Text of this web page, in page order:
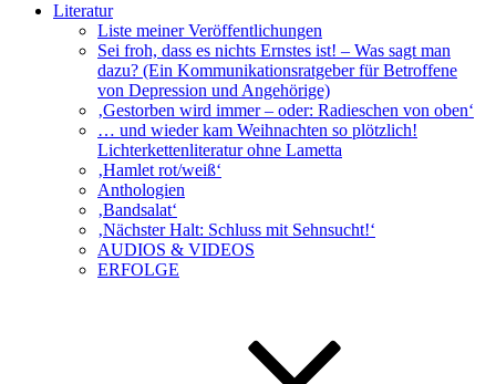
Literatur
Liste meiner Veröffentlichungen
Sei froh, dass es nichts Ernstes ist! – Was sagt man
dazu? (Ein Kommunikationsratgeber für Betroffene
von Depression und Angehörige)
‚Gestorben wird immer – oder: Radieschen von oben‘
… und wieder kam Weihnachten so plötzlich!
Lichterkettenliteratur ohne Lametta
‚Hamlet rot/weiß‘
Anthologien
‚Bandsalat‘
‚Nächster Halt: Schluss mit Sehnsucht!‘
AUDIOS & VIDEOS
ERFOLGE